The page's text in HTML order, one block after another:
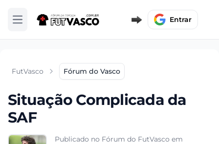
Abrir menu Entrar
FutVasco Fórum do Vasco
Situação Complicada da
SAF
Publicado no Fórum do FutVasco em